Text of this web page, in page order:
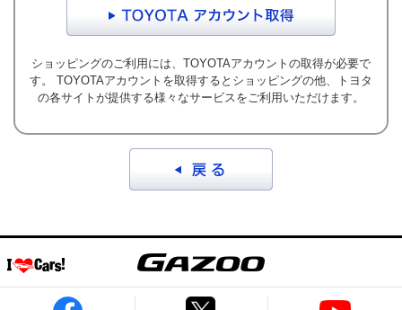
TOYOTA GAZOO Racing
GAZOO SPORTS
ショッピングのご利用には、TOYOTAアカウントの取得が必要で
す。 TOYOTAアカウントを取得するとショッピングの他、トヨタ
の各サイトが提供する様々なサービスをご利用いただけます。